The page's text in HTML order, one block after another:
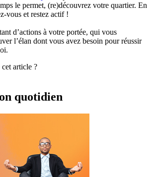
le permet, (re)découvrez votre quartier. En
vous et restez actif !
d’actions à votre portée, qui vous
l’élan dont vous avez besoin pour réussir
article ?
quotidien